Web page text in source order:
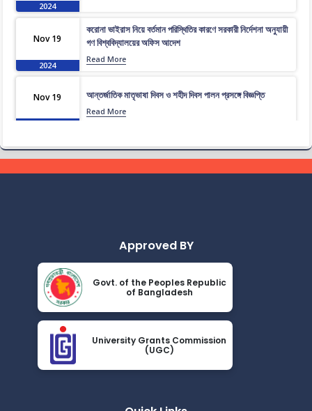
2024
Nov 19
2024
করোনা ভাইরাস নিয়ে বর্তমান পরিস্থিতির কারণে সরকারী নির্দেশনা অনুযায়ী
গণ বিশ্ববিদ্যালয়ের অফিস আদেশ
Read More
Nov 19
2024
আন্তর্জাতিক মাতৃভাষা দিবস ও শহীদ দিবস পালন প্রসঙ্গে বিজ্ঞপ্তি
Read More
এপ্রিল ২০২৩ সেমিস্টারের ফাইনাল পরীক্ষার (অনুষ্ঠিতব্য অক্টোবর ২০২৩)
বিজ্ঞপ্তি
Read More
Nov 19
2024
Read More
Nov 19
2024
Read More
Approved BY
Govt. of the Peoples Republic
of Bangladesh
University Grants Commission
(UGC)